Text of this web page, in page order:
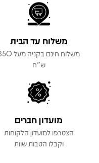
משלוח עד הבית
משלוח חינם בקניה
ש"ח
מועדון חברים
הצטרפו למועדון הלקוחות
וקבלו הטבות שוות